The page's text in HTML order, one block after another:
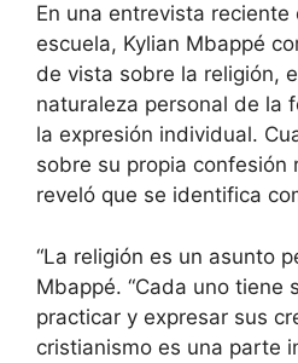
En una entrevista reciente
escuela, Kylian Mbappé
de vista sobre la religión,
naturaleza personal de la
la expresión individual.
sobre su propia confesión
reveló que se identifica
“La religión es un asunto
Mbappé. “Cada uno tiene
practicar y expresar sus
cristianismo es una parte